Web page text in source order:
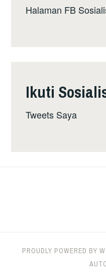
Halaman FB
Ikuti
Tweets Saya
PROUDLY POWERED BY